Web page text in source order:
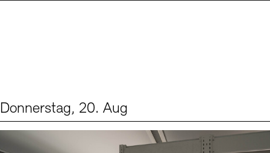
Donnerstag, 20. Aug